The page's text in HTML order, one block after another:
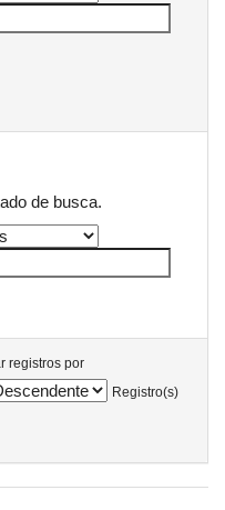
de busca.
registros por
Registro(s)